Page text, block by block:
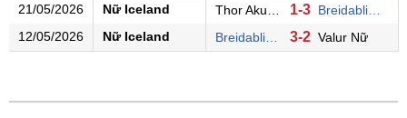
21/05/2026
Nữ Iceland 1-3
Breidablik Nữ
12/05/2026
Nữ Iceland 3-2 Valur Nữ